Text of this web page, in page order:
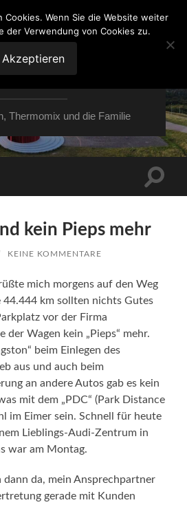
ÜBER
NACH
Thermomix und die Familie
kein Pieps mehr
KEINE KOMMENTARE
mich morgens auf den Weg
km sollten nichts Gutes
vor der Firma
der Wagen kein „Pieps“ mehr.
beim Einlegen des
aus und auch beim
an andere Autos gab es kein
mit dem „PDC“ (Park Distance
im Eimer sein. Schnell für heute
Lieblings-Audi-Zentrum in
war am Montag.
da, mein Ansprechpartner
gerade mit Kunden
Cookies. Wenn Sie die Website weiter
der Verwendung von Cookies zu.
Akzeptieren